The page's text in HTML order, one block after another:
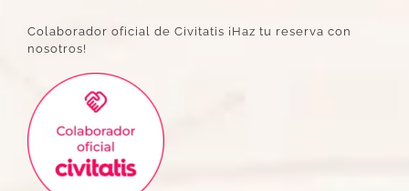
Colaborador oficial de Civitatis ¡Haz tu reserva con
nosotros!